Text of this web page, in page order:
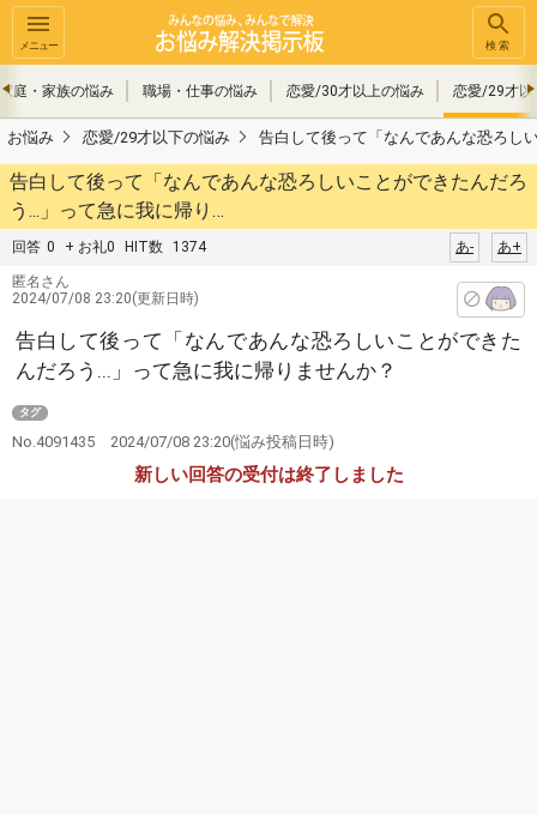
メニュー 検索
家庭・家族の悩み 職場・仕事の悩み 恋愛/30才以上の悩み 恋愛/29才以
お悩み 恋愛/29才以下の悩み 告白して後って「なんであんな恐ろし
告白して後って「なんであんな恐ろしいことができたんだろ
う...」って急に我に帰り…
回答 0 + お礼0 HIT数 1374 あ+
あ-
匿名さん
2024/07/08 23:20(更新日時)
告白して後って「なんであんな恐ろしいことができた
んだろう...」って急に我に帰りませんか？
タグ
No.4091435 2024/07/08 23:20(悩み投稿日時)
新しい回答の受付は終了しました